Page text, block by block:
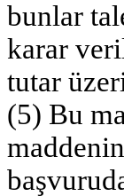
bunlar
karar
tutar
(5) Bu